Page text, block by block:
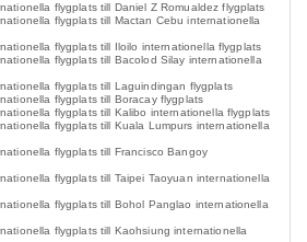
flygplats till Daniel Z Romualdez flygplats
flygplats till Mactan Cebu internationella
flygplats till Iloilo internationella flygplats
flygplats till Bacolod Silay internationella
flygplats till Laguindingan flygplats
flygplats till Boracay flygplats
flygplats till Kalibo internationella flygplats
flygplats till Kuala Lumpurs internationella
flygplats till Francisco Bangoy
flygplats till Taipei Taoyuan internationella
flygplats till Bohol Panglao internationella
flygplats till Kaohsiung internationella